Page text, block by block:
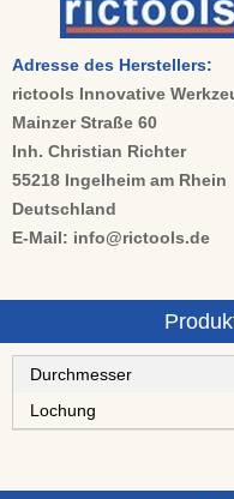
Adresse des Herstellers:
rictools Innovative
Mainzer Straße 60
Inh. Christian Richter
55218 Ingelheim am Rhein
Deutschland
E-Mail: info@rictools.de
Durchmesser
Lochung